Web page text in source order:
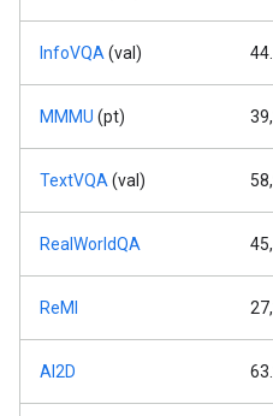
InfoVQA (val)
MMMU (pt)
TextVQA (val)
RealWorldQA
ReMI
AI2D